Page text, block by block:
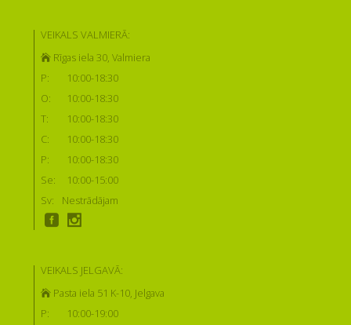
VEIKALS VALMIERĀ:
Rīgas iela 30, Valmiera
P:
10:00-18:30
O:
10:00-18:30
T:
10:00-18:30
C:
10:00-18:30
P:
10:00-18:30
Se:
10:00-15:00
Sv:
Nestrādājam
VEIKALS JELGAVĀ:
Pasta iela 51 K-10, Jelgava
P:
10:00-19:00